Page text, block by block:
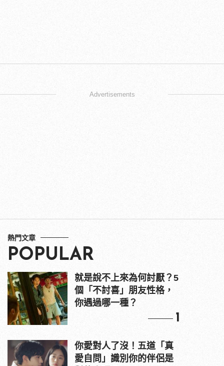
Advertisements
熱門文章
POPULAR
就是說不上來為何討厭？5
個「不討喜」朋友性格，
你遇過哪一種？
1
你愛對人了沒！五道「真
愛自問」識別你的伴侶是